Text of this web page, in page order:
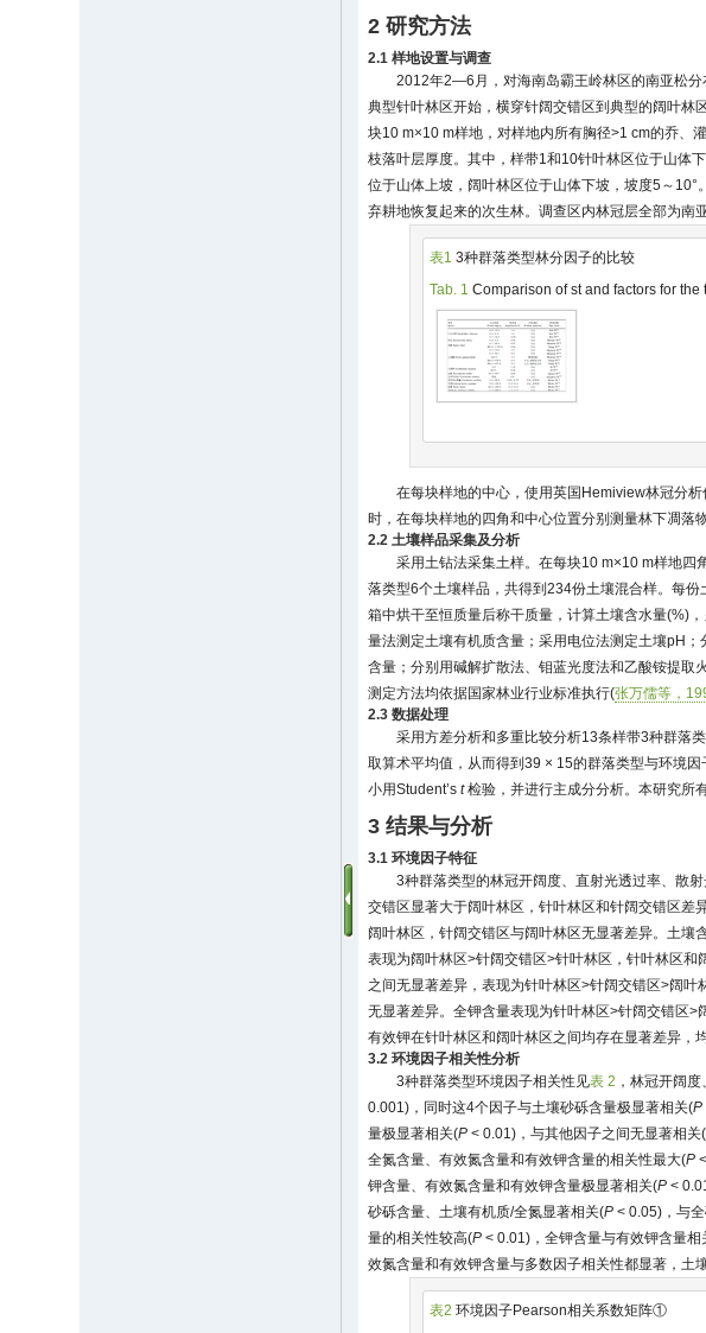
2 研究方法
2.1 样地设置与调查
2012年2—6月，对海南岛霸王岭林区的南亚松
典型针叶林区开始，横穿针阔交错区到典型的阔叶
块10 m×10 m样地，对样地内所有胸径>1 cm的乔、
枝落叶层厚度。其中，样带1和10针叶林区位于山体
位于山体上坡，阔叶林区位于山体下坡，坡度5～
弃耕地恢复起来的次生林。调查区内林冠层全部为
表1 3种群落类型林分因子的比较
Tab. 1 Comparison of st and factors for the
在每块样地的中心，使用英国Hemiview林冠分
时，在每块样地的四角和中心位置分别测量林下凋落
2.2 土壤样品采集及分析
采用土钻法采集土样。在每块10 m×10 m样地四
落类型6个土壤样品，共得到234份土壤混合样。每
箱中烘干至恒质量后称干质量，计算土壤含水量(%)
量法测定土壤有机质含量；采用电位法测定土壤pH
含量；分别用碱解扩散法、钼蓝光度法和乙酸铵提取
测定方法均依据国家林业行业标准执行(张万儒等，
2.3 数据处理
采用方差分析和多重比较分析13条样带3种群落
取算术平均值，从而得到39 × 15的群落类型与环境
小用Student’st检验，并进行主成分分析。本研究所
3 结果与分析
3.1 环境因子特征
3种群落类型的林冠开阔度、直射光透过率、散
交错区显著大于阔叶林区，针叶林区和针阔交错区差
阔叶林区，针阔交错区与阔叶林区无显著差异。土
表现为阔叶林区>针阔交错区>针叶林区，针叶林区
之间无显著差异，表现为针叶林区>针阔交错区>阔
无显著差异。全钾含量表现为针叶林区>针阔交错区
有效钾在针叶林区和阔叶林区之间均存在显著差异，
3.2 环境因子相关性分析
3种群落类型环境因子相关性见表 2 ，林冠开阔
0.001)，同时这4个因子与土壤砂砾含量极显著相关(P
量极显著相关(P < 0.01)，与其他因子之间无显著相关(
全氮含量、有效氮含量和有效钾含量的相关性最大(P
钾含量、有效氮含量和有效钾含量极显著相关(P <
砂砾含量、土壤有机质/全氮显著相关(P < 0.05)，与
量的相关性较高(P < 0.01)，全钾含量与有效钾含量相
效氮含量和有效钾含量与多数因子相关性都显著，土
表2 环境因子Pearson相关系数矩阵①